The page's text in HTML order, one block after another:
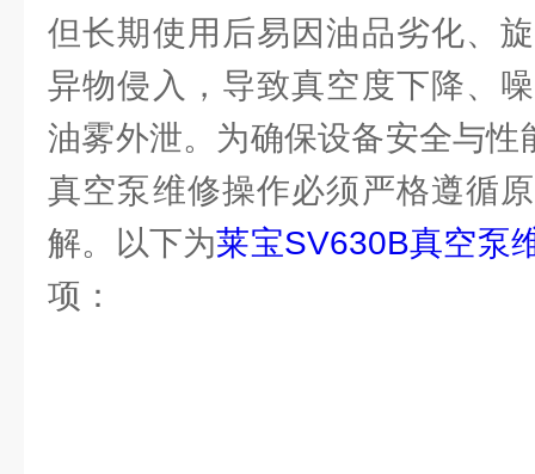
但长期使用后易因油品劣化、
异物侵入，导致真空度下降、
油雾外泄。为确保设备安全与
真空泵维修操作必须严格遵循
解。以下为莱宝SV630B真空泵
项：